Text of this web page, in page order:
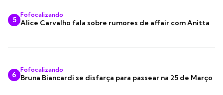
5
Fofocalizando
Alice Carvalho fala sobre rumores de affair com Anitta
6
Fofocalizando
Bruna Biancardi se disfarça para passear na 25 de Março